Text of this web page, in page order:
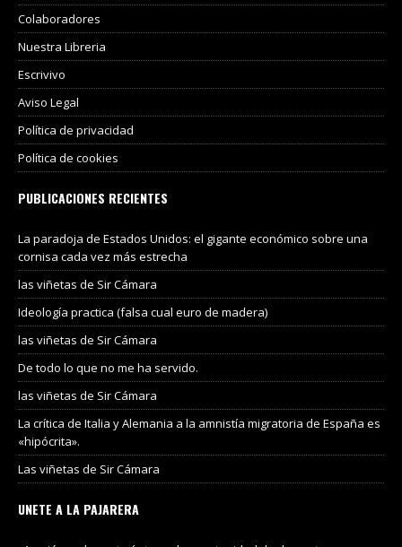
Colaboradores
Nuestra Libreria
Escrivivo
Aviso Legal
Política de privacidad
Política de cookies
PUBLICACIONES RECIENTES
La paradoja de Estados Unidos: el gigante económico sobre una
cornisa cada vez más estrecha
las viñetas de Sir Cámara
Ideología practica (falsa cual euro de madera)
las viñetas de Sir Cámara
De todo lo que no me ha servido.
las viñetas de Sir Cámara
La crítica de Italia y Alemania a la amnistía migratoria de España es
«hipócrita».
Las viñetas de Sir Cámara
UNETE A LA PAJARERA